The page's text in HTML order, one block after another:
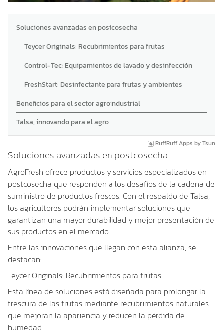
Soluciones avanzadas en postcosecha
Teycer Originals: Recubrimientos para frutas
Control-Tec: Equipamientos de lavado y desinfección
FreshStart: Desinfectante para frutas y ambientes
Beneficios para el sector agroindustrial
Talsa, innovando para el agro
RuffRuff Apps byTsun
Soluciones avanzadas en postcosecha
AgroFresh ofrece productos y servicios especializados en
postcosecha que responden a los desafíos de la cadena de
suministro de productos frescos. Con el respaldo de Talsa,
los agricultores podrán implementar soluciones que
garantizan una mayor durabilidad y mejor presentación de
sus productos en el mercado.
Entre las innovaciones que llegan con esta alianza, se
destacan:
Teycer Originals: Recubrimientos para frutas
Esta línea de soluciones está diseñada para prolongar la
frescura de las frutas mediante recubrimientos naturales
que mejoran la apariencia y reducen la pérdida de
humedad.